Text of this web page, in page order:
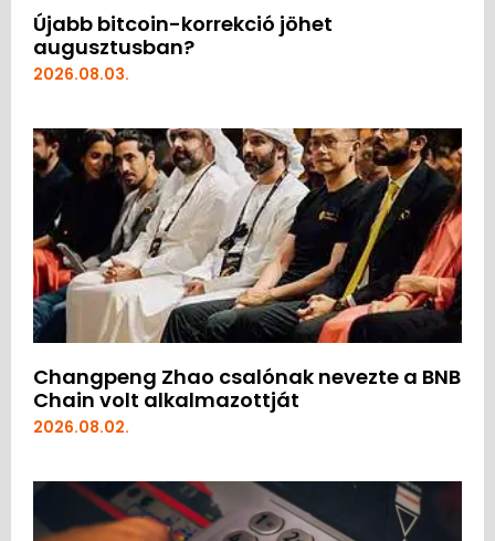
Újabb bitcoin-korrekció jöhet
augusztusban?
2026.08.03.
Changpeng Zhao csalónak nevezte a BNB
Chain volt alkalmazottját
2026.08.02.